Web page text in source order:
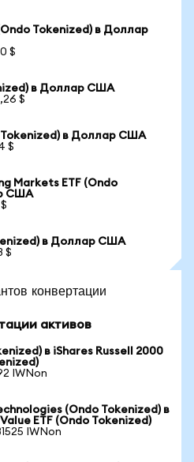
Tokenized) в Доллар
$
в Доллар США
$
Tokenized) в Доллар США
$
Markets ETF (Ondo
США
в Доллар США
$
конвертации
активов
в iShares Russell 2000
IWNon
(Ondo Tokenized) в
ETF (Ondo Tokenized)
IWNon